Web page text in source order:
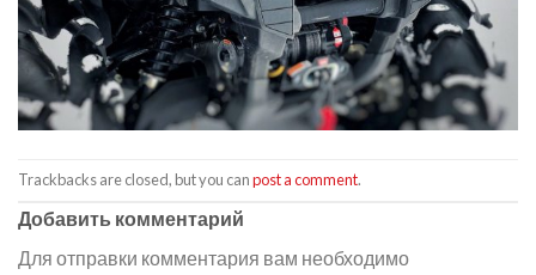
Trackbacks are closed, but you canpost a comment.
Добавить комментарий
Для отправки комментария вам необходимо